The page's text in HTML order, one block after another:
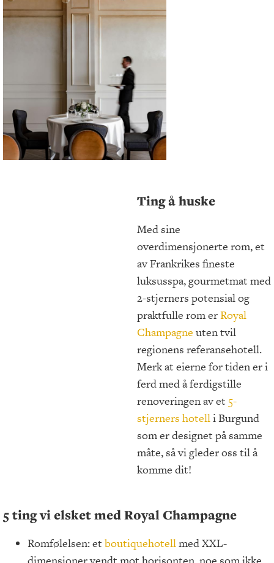
Ting å huske
Med sine
overdimensjonerte rom, et
av Frankrikes fineste
luksusspa, gourmetmat med
2-stjerners potensial og
praktfulle rom erRoyal
Champagne uten tvil
regionens referansehotell.
Merk at eierne for tiden er i
ferd med å ferdigstille
renoveringen av et 5-
stjerners hotelli Burgund
som er designet på samme
måte, så vi gleder oss til å
komme dit!
5 ting vi elsket med Royal Champagne
Romfølelsen: et boutiquehotellmed XXL-